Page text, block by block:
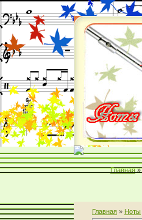
Главная »
Главная » Ноты